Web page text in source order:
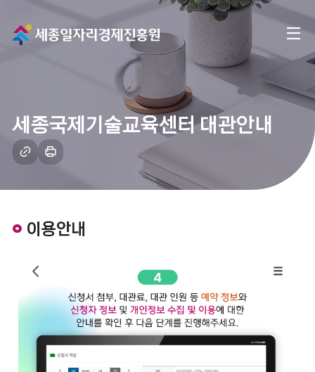
메
인
으
로
이
동
전
체
메
세종국제기술교육센터 대관안내
링
복
인
하
이용안내